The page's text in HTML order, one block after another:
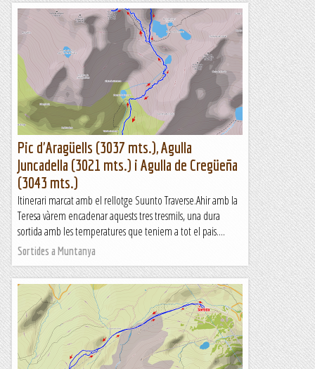
Pic d'Aragüells (3037 mts.), Agulla
Juncadella (3021 mts.) i Agulla de Cregüeña
(3043 mts.)
Itinerari marcat amb el rellotge Suunto Traverse.Ahir amb la
Teresa vàrem encadenar aquests tres tresmils, una dura
sortida amb les temperatures que teniem a tot el pais....
Sortides a Muntanya